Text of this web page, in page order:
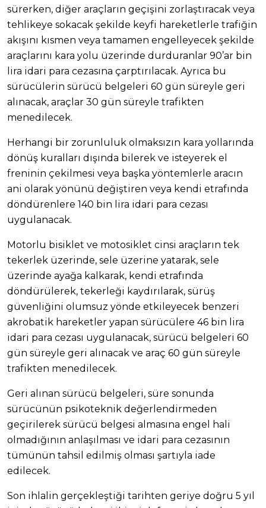
sürerken, diğer araçların geçişini zorlaştıracak veya
tehlikeye sokacak şekilde keyfi hareketlerle trafiğin
akışını kısmen veya tamamen engelleyecek şekilde
araçlarını kara yolu üzerinde durduranlar 90’ar bin
lira idari para cezasına çarptırılacak. Ayrıca bu
sürücülerin sürücü belgeleri 60 gün süreyle geri
alınacak, araçlar 30 gün süreyle trafikten
menedilecek.
Herhangi bir zorunluluk olmaksızın kara yollarında
dönüş kuralları dışında bilerek ve isteyerek el
freninin çekilmesi veya başka yöntemlerle aracın
ani olarak yönünü değiştiren veya kendi etrafında
döndürenlere 140 bin lira idari para cezası
uygulanacak.
Motorlu bisiklet ve motosiklet cinsi araçların tek
tekerlek üzerinde, sele üzerine yatarak, sele
üzerinde ayağa kalkarak, kendi etrafında
döndürülerek, tekerleği kaydırılarak, sürüş
güvenliğini olumsuz yönde etkileyecek benzeri
akrobatik hareketler yapan sürücülere 46 bin lira
idari para cezası uygulanacak, sürücü belgeleri 60
gün süreyle geri alınacak ve araç 60 gün süreyle
trafikten menedilecek.
Geri alınan sürücü belgeleri, süre sonunda
sürücünün psikoteknik değerlendirmeden
geçirilerek sürücü belgesi almasına engel hali
olmadığının anlaşılması ve idari para cezasının
tümünün tahsil edilmiş olması şartıyla iade
edilecek.
Son ihlalin gerçekleştiği tarihten geriye doğru 5 yıl